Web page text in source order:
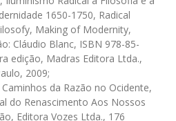
1650-1750, Radical
Making of Modernity,
Cláudio Blanc, ISBN 978-85-
edição, Madras Editora Ltda.,
2009;
da Razão no Ocidente,
do Renascimento Aos Nossos
Editora Vozes Ltda., 176